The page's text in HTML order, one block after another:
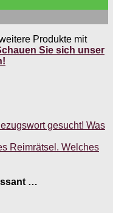
Produkte mit
Sie sich unser
gesucht! Was
Reimrätsel. Welches
…